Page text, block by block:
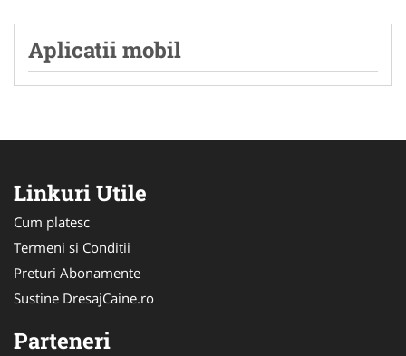
Aplicatii mobil
Linkuri Utile
Cum platesc
Termeni si Conditii
Preturi Abonamente
Sustine DresajCaine.ro
Parteneri